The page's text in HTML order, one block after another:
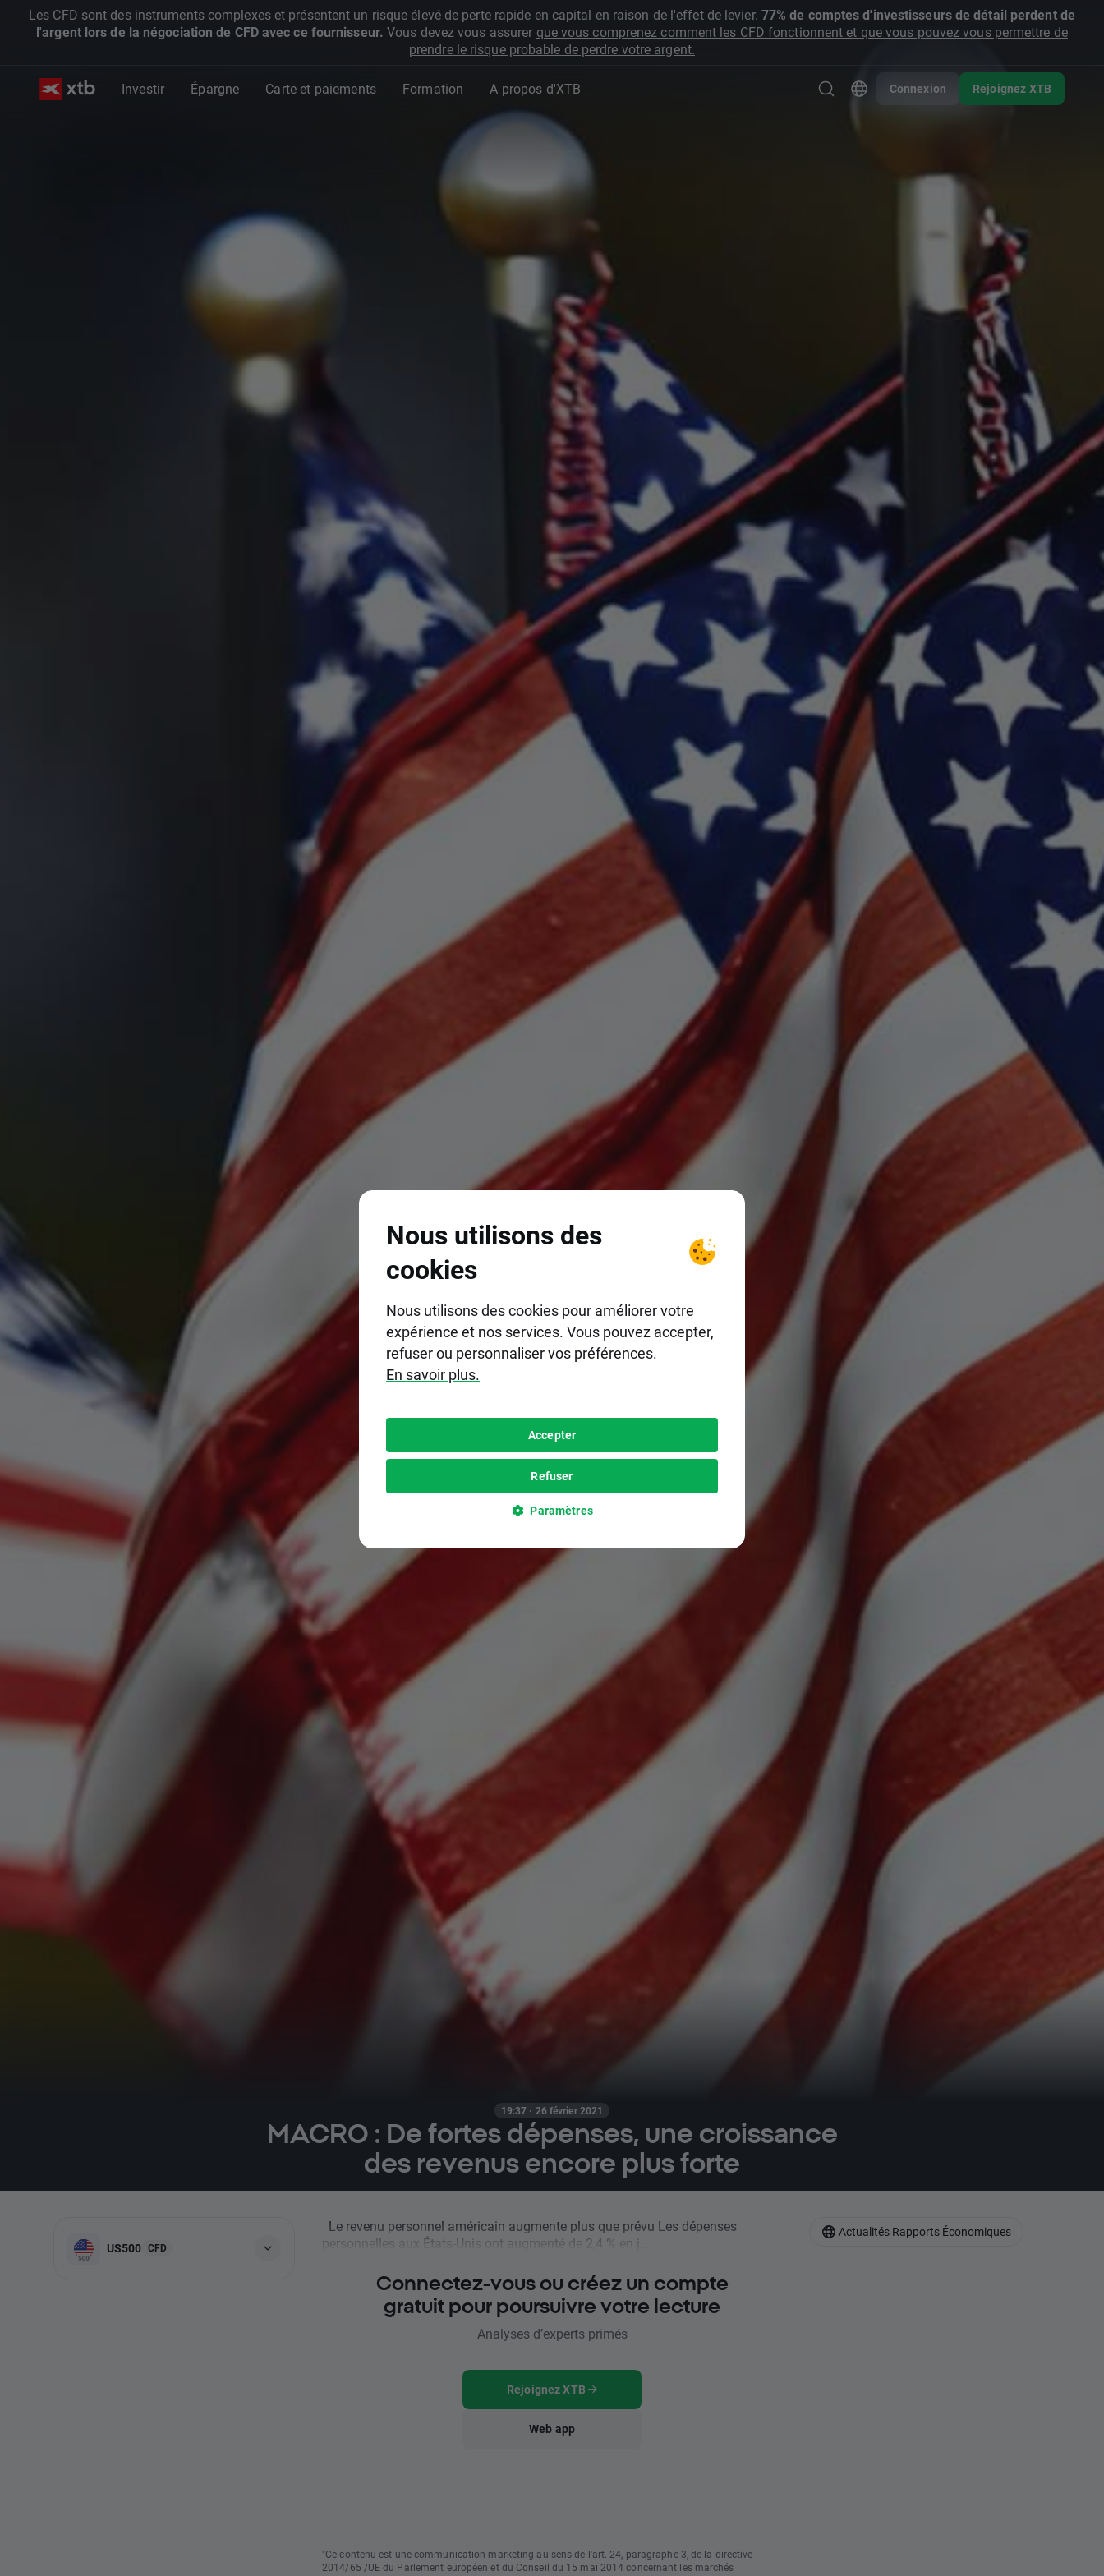
Les CFD sont des instruments complexes et présentent un risque élevé de perte rapide en capital en raison de l'effet de levier. 77% de comptes d'investisseurs de détail perdent de
l'argent lors de la négociation de CFD avec ce fournisseur. Vous devez vous assurer que vous comprenez comment les CFD fonctionnent et que vous pouvez vous permettre de
prendre le risque probable de perdre votre argent.
Investir Épargne Carte et paiements Formation A propos d'XTB Connexion Rejoignez XTB
19:37 · 26 février 2021
MACRO : De fortes dépenses, une croissance
des revenus encore plus forte
US500 CFD
Le revenu personnel américain augmente plus que prévu Les dépenses
personnelles aux États-Unis ont augmenté de 2,4 % en j...
Connectez-vous ou créez un compte
gratuit pour poursuivre votre lecture
Analyses d’experts primés
Rejoignez XTB
Web app
"Ce contenu est une communication marketing au sens de l'art. 24, paragraphe 3, de la directive
2014/65 /UE du Parlement européen et du Conseil du 15 mai 2014 concernant les marchés
Actualités Rapports Économiques
Nous utilisons des
cookies
Nous utilisons des cookies pour améliorer votre
expérience et nos services. Vous pouvez accepter,
refuser ou personnaliser vos préférences.
En savoir plus.
Accepter
Refuser
Paramètres